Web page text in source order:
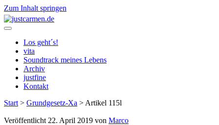
Zum Inhalt springen
justcarmen.de
Los geht´s!
vita
Soundtrack meines Lebens
Archiv
justfine
Kontakt
Start > Grundgesetz-Xa > Artikel 115l
Veröffentlicht 22. April 2019 von Marco